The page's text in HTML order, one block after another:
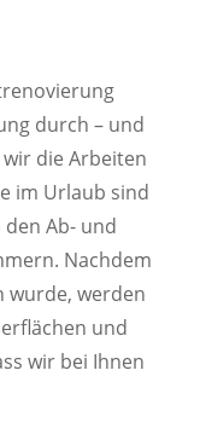
durch – und
die Arbeiten
im Urlaub sind
Ab- und
Nachdem
wurde, werden
und
wir bei Ihnen